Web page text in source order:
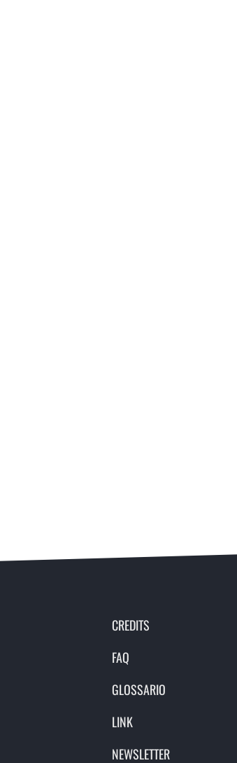
CREDITS
FAQ
GLOSSARIO
LINK
NEWSLETTER